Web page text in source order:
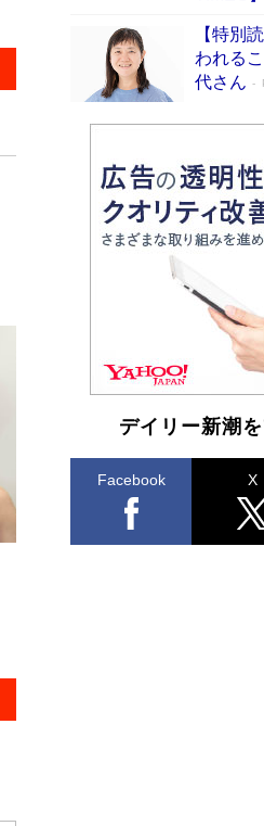
るための人生相談』が
メントベストセラー］
「『火垂るの墓』は、
続けた“自責の念”とは
い」監督が徹底的にこ
戦争の記憶
Book Bang
皇室はなぜ世界から尊
皇陛下はお元気でおら
一声になる理由
Book
東野圭吾、伊坂幸太郎
らも文庫化 映画化さ
イン［文庫ベストセラー
【特別
われる
代さん
デイリー新潮
Facebook X